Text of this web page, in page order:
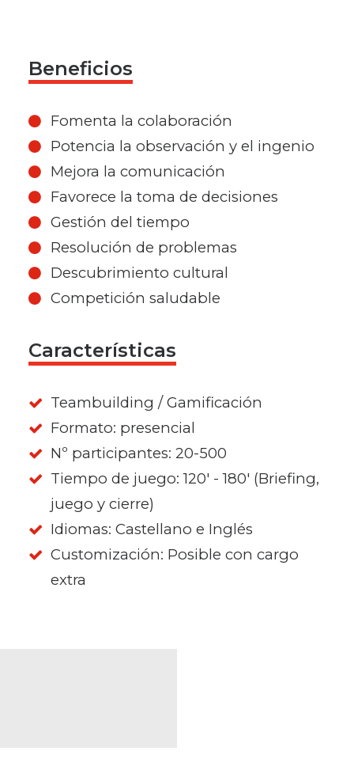
Beneficios
Fomenta la colaboración
Potencia la observación y el ingenio
Mejora la comunicación
Favorece la toma de decisiones
Gestión del tiempo
Resolución de problemas
Descubrimiento cultural
Competición saludable
Características
Teambuilding / Gamificación
Formato: presencial
Nº participantes: 20-500
Tiempo de juego: 120' - 180' (Briefing,
juego y cierre)
Idiomas: Castellano e Inglés
Customización: Posible con cargo
extra